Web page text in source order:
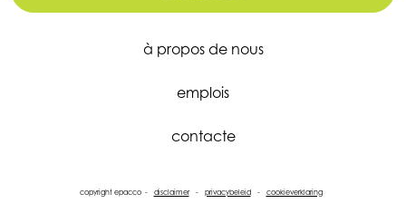
à propos de nous
emplois
contacte
copyright epacco disclaimer privacybeleid cookieverklaring